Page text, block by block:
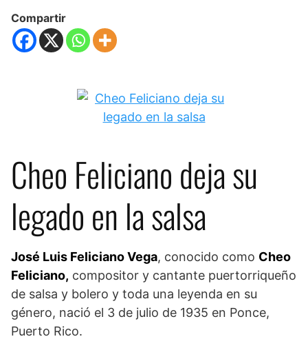
Compartir
Cheo Feliciano deja su
legado en la salsa
José Luis Feliciano Vega, conocido como Cheo
Feliciano, compositor y cantante puertorriqueño
de salsa y bolero y toda una leyenda en su
género, nació el 3 de julio de 1935 en Ponce,
Puerto Rico.